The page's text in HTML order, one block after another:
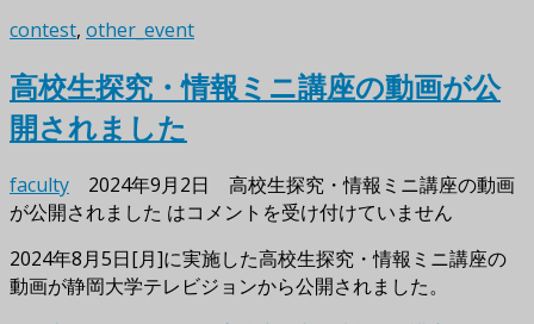
contest, other_event
高校生探究・情報ミニ講座の動画が公
開されました
faculty 2024年9月2日
高校生探究・情報ミニ講座の動画
が公開されました はコメントを受け付けていません
2024年8月5日[月]に実施した高校生探究・情報ミニ講座の
動画が静岡大学テレビジョンから公開されました。